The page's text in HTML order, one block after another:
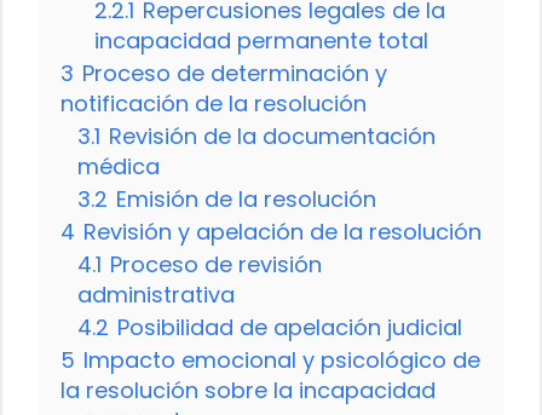
2.2.1 Repercusiones legales de la
incapacidad permanente total
3 Proceso de determinación y
notificación de la resolución
3.1 Revisión de la documentación
médica
3.2 Emisión de la resolución
4 Revisión y apelación de la resolución
4.1 Proceso de revisión
administrativa
4.2 Posibilidad de apelación judicial
5 Impacto emocional y psicológico de
la resolución sobre la incapacidad